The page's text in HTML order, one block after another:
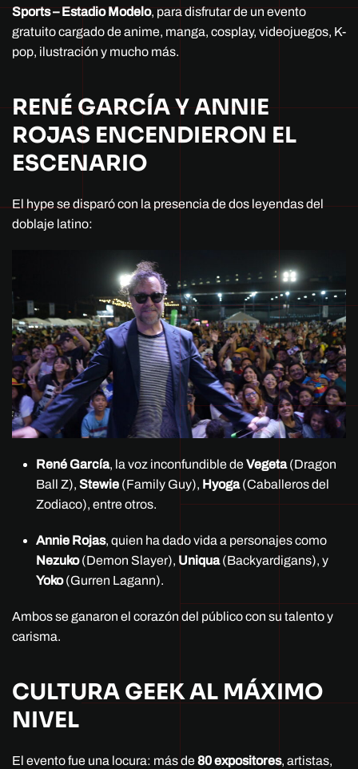
Sports – Estadio Modelo, para disfrutar de un evento
gratuito cargado de anime, manga, cosplay, videojuegos, K-
pop, ilustración y mucho más.
RENÉ GARCÍA Y ANNIE
ROJAS ENCENDIERON EL
ESCENARIO
El hype se disparó con la presencia de dos leyendas del
doblaje latino:
René García, la voz inconfundible deVegeta(Dragon
Ball Z), Stewie (Family Guy), Hyoga(Caballeros del
Zodiaco), entre otros.
Annie Rojas, quien ha dado vida a personajes como
Nezuko(Demon Slayer), Uniqua(Backyardigans), y
Yoko(Gurren Lagann).
Ambos se ganaron el corazón del público con su talento y
carisma.
CULTURA GEEK AL MÁXIMO
NIVEL
El evento fue una locura: más de80 expositores, artistas,